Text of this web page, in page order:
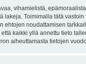
vihamielistä,
lakeja. Toimimalla tätä
ehtojen noudattamisen
kaikki yllä annettu tieto
aiheuttamasta tietojen